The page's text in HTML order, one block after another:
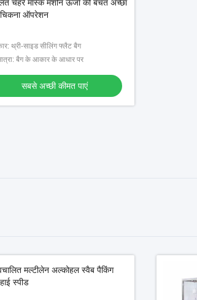
चेहरे मास्क मशीन ऊर्जा की बचत अच्छा
चिकना ऑपरेशन
थ्री-साइड सीलिंग फ्लैट बैग
बैग के आकार के आधार पर
सबसे अच्छी कीमत पाएं
मल्टीलेन अल्कोहल स्वैब पैकिंग
स्पीड